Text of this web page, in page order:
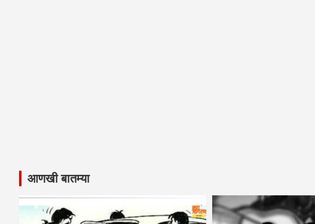
आणखी बातम्या